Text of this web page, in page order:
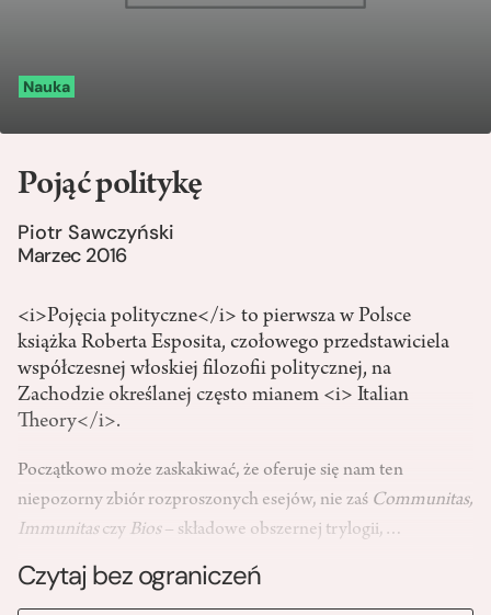
Nauka
Pojąć politykę
Piotr Sawczyński
Marzec 2016
<i>Pojęcia polityczne</i> to pierwsza w Polsce
książka Roberta Esposita, czołowego przedstawiciela
współczesnej włoskiej filozofii politycznej, na
Zachodzie określanej często mianem <i> Italian
Theory</i>.
Początkowo może zaskakiwać, że oferuje się nam ten
niepozorny zbiór rozproszonych esejów, nie zaś Communitas,
Immunitasczy Bios– składowe obszernej trylogii,…
Czytaj bez ograniczeń